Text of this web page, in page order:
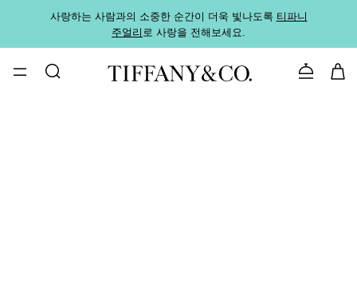
사랑하는 사람과의 소중한 순간이 더욱 빛나도록 티파니
주얼리로 사랑을 전해보세요.
문의하기